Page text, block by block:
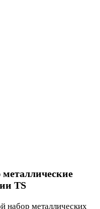
TS
набор металлических